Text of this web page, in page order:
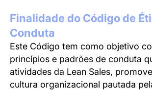
Finalidade do Código de
Conduta
Este Código tem como objetivo
princípios e padrões de conduta
atividades da Lean Sales,
cultura organizacional pautada